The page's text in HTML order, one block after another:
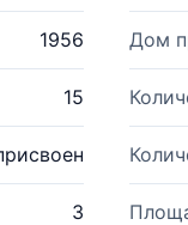
1956 Дом
15
3